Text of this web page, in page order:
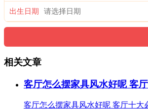
出生日期
相关文章
客厅怎么摆家具风水好呢 客
客厅怎么摆家具风水好呢 客厅十